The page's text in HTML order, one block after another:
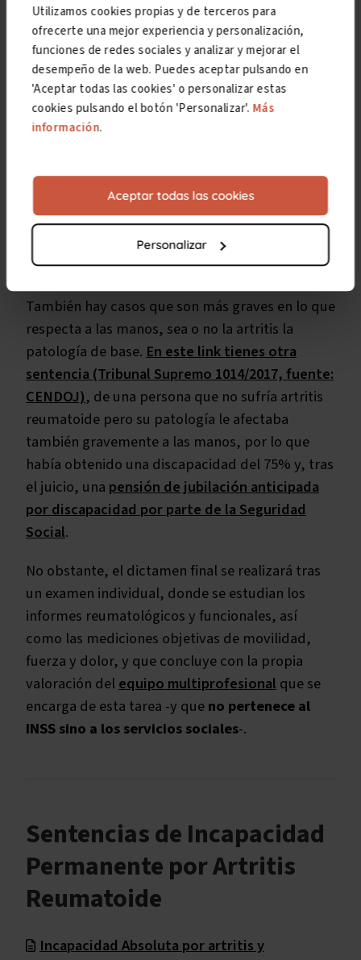
Utilizamos cookies propias y de terceros para
ofrecerte una mejor experiencia y personalización,
funciones de redes sociales y analizar y mejorar el
desempeño de la web. Puedes aceptar pulsando en
'Aceptar todas las cookies' o personalizar estas
cookies pulsando el botón 'Personalizar'. Más
información.
Aceptar todas las cookies
Personalizar
discapacidad por artritis reumatoide, la
resolución 925/2023 del TSJ de Castilla y León
(fuente: CENDOJ).
Ejemplo de porcentaje de
discapacidad por artritis
Pese al hecho de que no se pueda generalizar,
unaartritis reumatoide muy avanzada en las
manos, por ejemplo,podría situarse en un
rangoentre el 40% y el 65%de discapacidad.
También hay casos que son más graves en lo que
respecta a las manos, sea o no la artritis la
patología de base. En este link tienes otra
sentencia (Tribunal Supremo 1014/2017, fuente:
CENDOJ), de una persona que no sufría artritis
reumatoide pero su patología le afectaba
también gravemente a las manos, por lo que
había obtenido una discapacidad del 75% y, tras
el juicio, una pensión de jubilación anticipada
por discapacidad por parte de la Seguridad
Social.
No obstante, el dictamen final se realizará tras
un examen individual, donde se estudian los
informes reumatológicos y funcionales, así
como las mediciones objetivas de movilidad,
fuerza y dolor, y que concluye con la propia
valoración delequipo multiprofesional que se
encarga de esta tarea -y queno pertenece al
INSS sino a los servicios sociales-.
Sentencias de Incapacidad
Permanente por Artritis
Reumatoide
Incapacidad Absoluta por artritis y